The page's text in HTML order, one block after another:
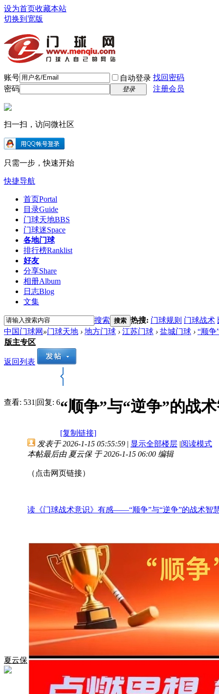
设为首页收藏本站
切换到宽版
账号 自动登录 找回密码
密码
登录 注册会员
扫一扫，访问微社区
只需一步，快速开始
快捷导航
首页Portal
目录Guide
门球天地BBS
门球迷Space
各地门球
排行榜Ranklist
好友
分享Share
相册Album
日志Blog
文集
搜索 搜索 热搜: 门球规则 门球战术
中国门球网 »门球天地 › 地方门球 › 江苏门球 › 盐城门球 › “顺争
版主专区
返回列表
查看: 531 |回复: 6“顺争”与“逆争”的战
[复制链接]
夏云保
发表于 2026-1-15 05:55:59 | 显示全部楼层 |阅读模式
本帖最后由 夏云保 于 2026-1-15 06:00 编辑
（点击网页链接）
读《门球战术意识》有感——“顺争”与“逆争”的战术智